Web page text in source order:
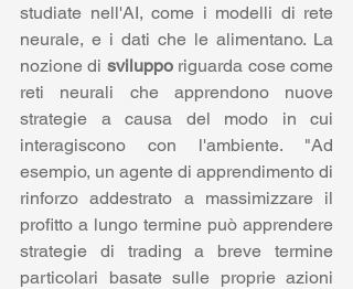
studiate nell'AI, come i modelli di rete
neurale, e i dati che le alimentano. La
nozione di sviluppo riguarda cose come
reti neurali che apprendono nuove
strategie a causa del modo in cui
interagiscono con l'ambiente. "Ad
esempio, un agente di apprendimento di
rinforzo addestrato a massimizzare il
profitto a lungo termine può apprendere
strategie di trading a breve termine
particolari basate sulle proprie azioni